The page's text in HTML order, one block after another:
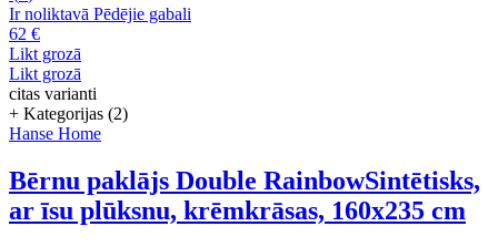
Ir noliktavā Pēdējie gabali
62 €
Likt grozā
Likt grozā
citas varianti
+ Kategorijas (2)
Hanse Home
Bērnu paklājs Double RainbowSintētisks,
ar īsu plūksnu, krēmkrāsas, 160x235 cm